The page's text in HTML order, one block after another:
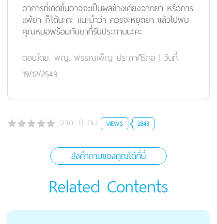
อาการที่เกิดขึ้นอาจจะเป็นผลข้างเคียงจากยา หรือการ
แพ้ยา ก็ได้นะคะ แนะนำว่า ควรจะหยุดยา แล้วไปพบ
คุณหมอพร้อมกับยาที่รับประทานนะคะ
ตอบโดย: พญ. พรรณเพ็ญ ประภาศิริกุล | วันที่
19/12/2549
จาก: 0 คน VIEWS 2843
ส่งคำถามของคุณได้ที่นี่
Related Contents